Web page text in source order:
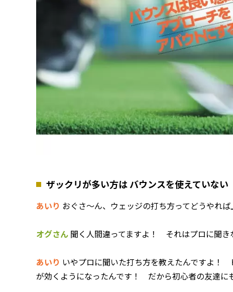
ザックリが多い方は バウンスを使えていない
あいり おぐさ〜ん、ウェッジの打ち方ってどうやれ
オグさん 聞く人間違ってますよ！ それはプロに聞き
あいり いやプロに聞いた打ち方を教えたんですよ
が効くようになったんです！ だから初心者の友達に